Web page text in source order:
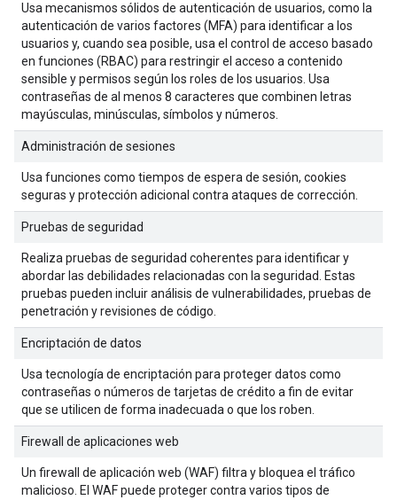
Usa mecanismos sólidos de autenticación de usuarios, como la
autenticación de varios factores (MFA) para identificar a los
usuarios y, cuando sea posible, usa el control de acceso basado
en funciones (RBAC) para restringir el acceso a contenido
sensible y permisos según los roles de los usuarios. Usa
contraseñas de al menos 8 caracteres que combinen letras
mayúsculas, minúsculas, símbolos y números.
Administración de sesiones
Usa funciones como tiempos de espera de sesión, cookies
seguras y protección adicional contra ataques de corrección.
Pruebas de seguridad
Realiza pruebas de seguridad coherentes para identificar y
abordar las debilidades relacionadas con la seguridad. Estas
pruebas pueden incluir análisis de vulnerabilidades, pruebas de
penetración y revisiones de código.
Encriptación de datos
Usa tecnología de encriptación para proteger datos como
contraseñas o números de tarjetas de crédito a fin de evitar
que se utilicen de forma inadecuada o que los roben.
Firewall de aplicaciones web
Un firewall de aplicación web (WAF) filtra y bloquea el tráfico
malicioso. El WAF puede proteger contra varios tipos de